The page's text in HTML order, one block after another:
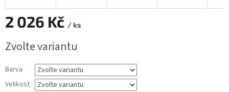
2 026 Kč / ks
cena:
Zvolte variantu
Barva
Velikost